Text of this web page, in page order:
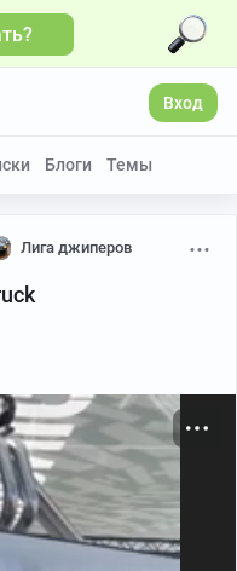
Вход
Блоги Темы
Лига джиперов
Больше видео